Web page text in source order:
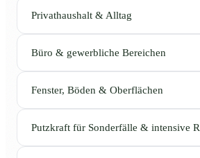
Privathaushalt & Alltag
Büro & gewerbliche Bereichen
Fenster, Böden & Oberflächen
Putzkraft für Sonderfälle & intensive